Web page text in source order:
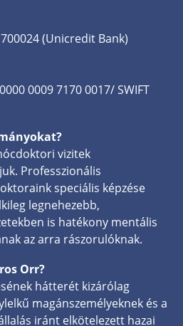
(Unicredit Bank)
0009 7170 0017/ SWIFT
vizitek
Professzionális
speciális képzése
legnehezebb,
is hatékony mentális
az arra rászorulóknak.
Orr?
hátterét kizárólag
magánszemélyeknek és a
iránt elkötelezett hazai